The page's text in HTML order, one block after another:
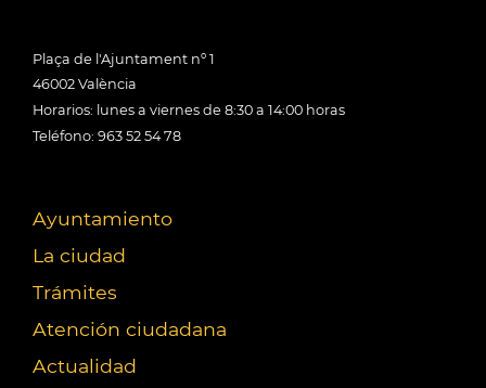
Plaça de l'Ajuntament nº 1
46002 València
Horarios: lunes a viernes de 8:30 a 14:00 horas
Teléfono: 963 52 54 78
Ayuntamiento
La ciudad
Trámites
Atención ciudadana
Actualidad